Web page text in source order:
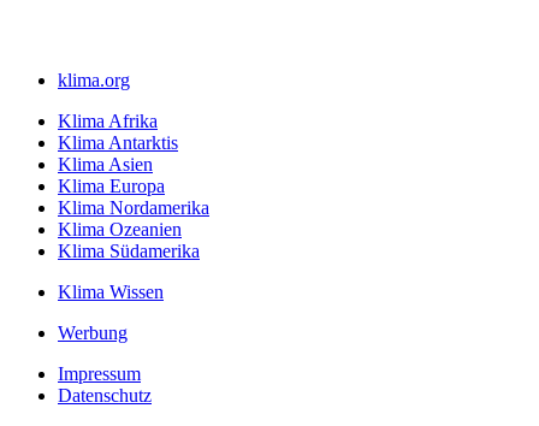
klima.org
Klima Afrika
Klima Antarktis
Klima Asien
Klima Europa
Klima Nordamerika
Klima Ozeanien
Klima Südamerika
Klima Wissen
Werbung
Impressum
Datenschutz